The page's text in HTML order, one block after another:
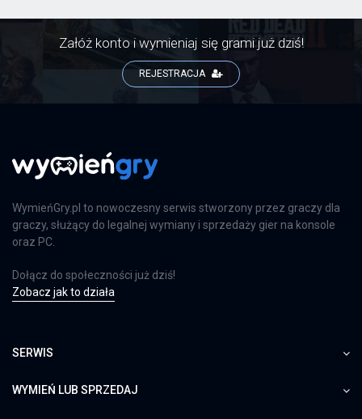
Załóż konto i wymieniaj się grami już dziś!
REJESTRACJA
WymieńGry.pl to nowoczesny serwis stworzony przez graczy dla
graczy, służący do legalnej wymiany i sprzedaży gier na konsole
oraz PC.
Dołącz do społeczności już dziś!
Zobacz jak to działa
SERWIS
WYMIEŃ LUB SPRZEDAJ